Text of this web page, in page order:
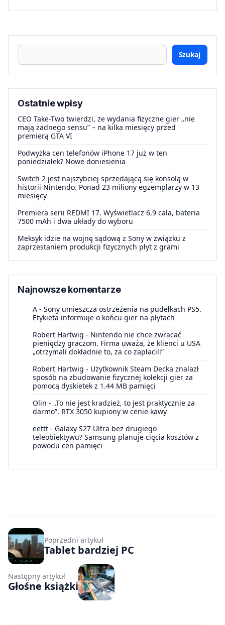
Szukaj
Ostatnie wpisy
CEO Take-Two twierdzi, że wydania fizyczne gier „nie
mają żadnego sensu” – na kilka miesięcy przed
premierą GTA VI
Podwyżka cen telefonów iPhone 17 już w ten
poniedziałek? Nowe doniesienia
Switch 2 jest najszybciej sprzedającą się konsolą w
historii Nintendo. Ponad 23 miliony egzemplarzy w 13
miesięcy
Premiera serii REDMI 17. Wyświetlacz 6,9 cala, bateria
7500 mAh i dwa układy do wyboru
Meksyk idzie na wojnę sądową z Sony w związku z
zaprzestaniem produkcji fizycznych płyt z grami
Najnowsze komentarze
A - Sony umieszcza ostrzeżenia na pudełkach PS5.
Etykieta informuje o końcu gier na płytach
Robert Hartwig - Nintendo nie chce zwracać
pieniędzy graczom. Firma uważa, że klienci u USA
„otrzymali dokładnie to, za co zapłacili”
Robert Hartwig - Użytkownik Steam Decka znalazł
sposób na zbudowanie fizycznej kolekcji gier za
pomocą dyskietek z 1.44 MB pamięci
Olin - „To nie jest kradzież, to jest praktycznie za
darmo”. RTX 3050 kupiony w cenie kawy
eettt - Galaxy S27 Ultra bez drugiego
teleobiektywu? Samsung planuje cięcia kosztów z
powodu cen pamięci
Poprzedni artykuł
Tablet bardziej PC
Następny artykuł
Głośne książki